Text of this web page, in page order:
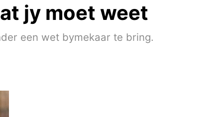
jy moet weet
een wet bymekaar te bring.